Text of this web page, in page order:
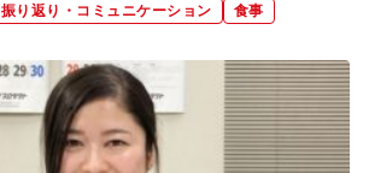
振り返り・コミュニケーション 食事